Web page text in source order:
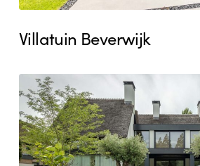
Villatuin Beverwijk
Villatuin
Heemskerk